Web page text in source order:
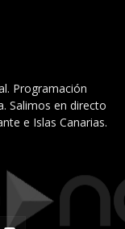
Programación
Salimos en directo
e Islas Canarias.